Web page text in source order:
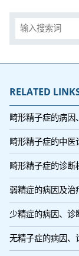
RELATED
畸形精子症的病因
畸形精子症的中医
畸形精子症的诊断
弱精症的病因及治
少精症的病因、诊
无精子症的病因、